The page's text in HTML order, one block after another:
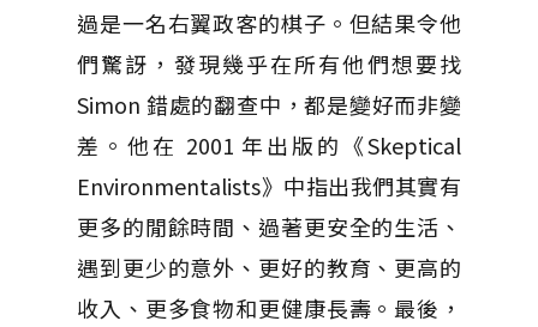
過是一名右翼政客的棋子。但結果令他
們驚訝，發現幾乎在所有他們想要找
Simon 錯處的翻查中，都是變好而非變
差。他在 2001 年出版的《Skeptical
Environmentalists》中指出我們其實有
更多的閒餘時間、過著更安全的生活、
遇到更少的意外、更好的教育、更高的
收入、更多食物和更健康長壽。最後，